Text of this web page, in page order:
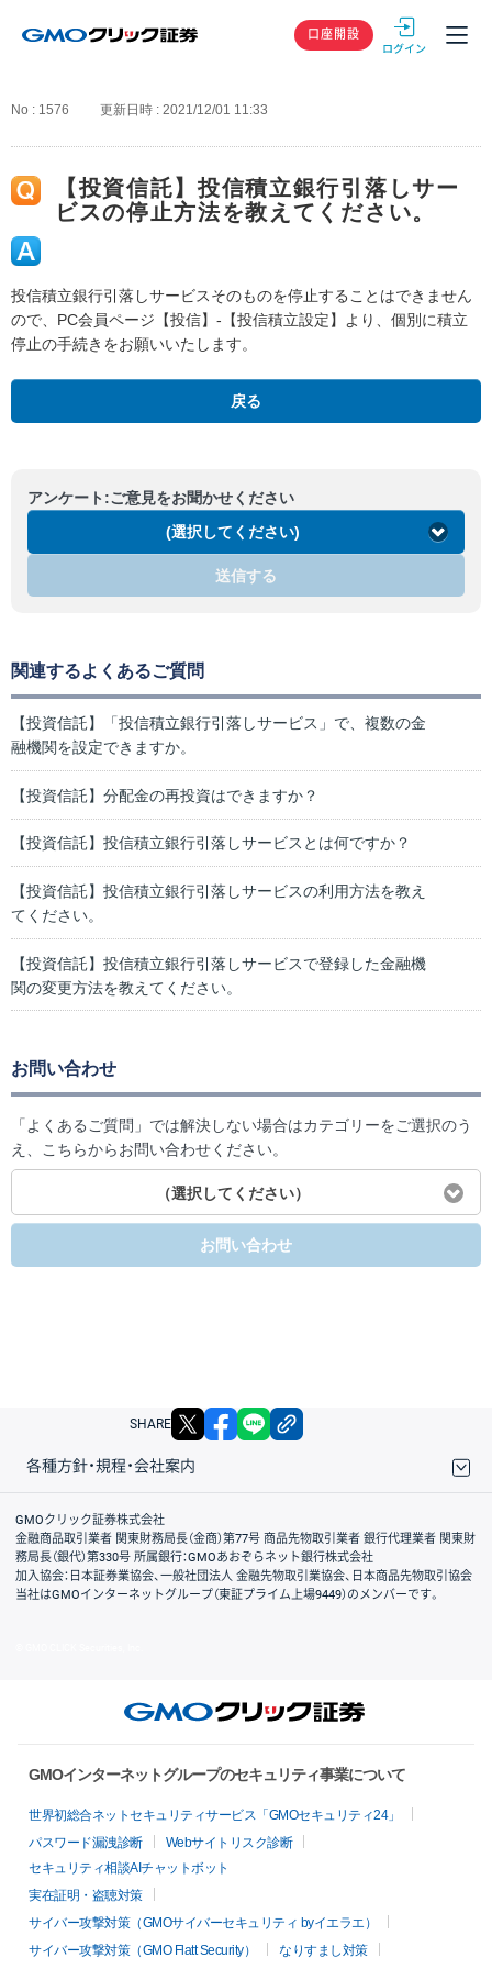
GMOクリック
口座開設
No : 1576 更新日時 : 2021/12/01 11:33
【投資信託】投信積立銀行引落しサー
ビスの停止方法を教えてください。
投信積立銀行引落しサービスそのものを停止することはできません
ので、PC会員ページ【投信】-【投信積立設定】より、個別に積立
停止の手続きをお願いいたします。
戻る
アンケート:ご意見をお聞かせください
(選択してください)
送信する
関連するよくあるご質問
【投資信託】「投信積立銀行引落しサービス」で、複数の金
融機関を設定できますか。
【投資信託】分配金の再投資はできますか？
【投資信託】投信積立銀行引落しサービスとは何ですか？
【投資信託】投信積立銀行引落しサービスの利用方法を教え
てください。
【投資信託】投信積立銀行引落しサービスで登録した金融機
関の変更方法を教えてください。
お問い合わせ
「よくあるご質問」では解決しない場合はカテゴリーをご選択のう
え、こちらからお問い合わせください。
（選択してください）
お問い合わせ
SHARE X facebook
各種方針・規程・会社案内
取引規程・約款
サイトマップ
その他のご案内
個人情報保護方針
最良執行方針
サイトのご利用について
ディスクレイマー
信託保全
リスク説明
会社案内
GMOクリック証券株式会社
金融商品取引業者 関東財務局長（金商）第77号 商品先物取引業者 銀行代理業者 関東財
務局長（銀代）第330号 所属銀行：GMOあおぞらネット銀行株式会社
加入協会：日本証券業協会、一般社団法人 金融先物取引業協会、日本商品先物取引協会
当社はGMOインターネットグループ（東証プライム上場9449）のメンバーです。
GMOインターネットグループのセキュリティ事業について
世界初総合ネットセキュリティサービス「GMOセキュリティ24」
パスワード漏洩診断
Webサイトリスク診断
セキュリティ相談AIチャットボット
実在証明・盗聴対策
サイバー攻撃対策（GMOサイバーセキュリティ byイエラエ）
サイバー攻撃対策（GMO Flatt Security）
なりすまし対策